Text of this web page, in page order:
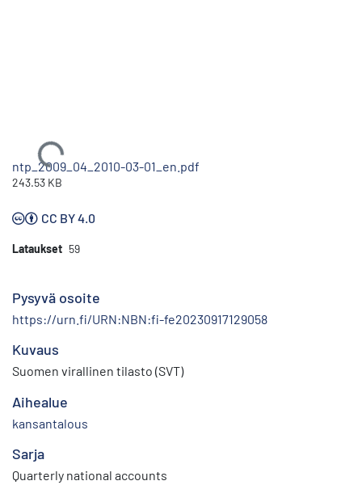
Ladataan...
ntp_2009_04_2010-03-01_en.pdf
243.53 KB
CC BY 4.0
Lataukset 59
Pysyvä osoite
https://urn.fi/URN:NBN:fi-fe20230917129058
Kuvaus
Suomen virallinen tilasto (SVT)
Aihealue
kansantalous
Sarja
Quarterly national accounts